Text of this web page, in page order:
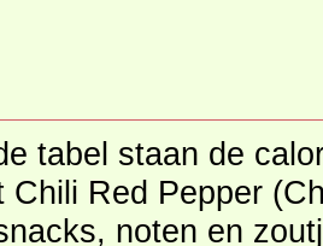
tabel staan de
100 gr. uit de
noten en zoutjes. Zoekt u een